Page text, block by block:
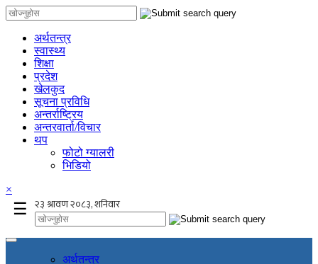
अर्थतन्त्र
स्वास्थ्य
शिक्षा
प्रदेश
खेलकुद
सूचना प्रविधि
अन्तर्राष्ट्रिय
अन्तरवार्ता/विचार
थप
फोटो ग्यालरी
भिडियो
×
☰
अर्थतन्त्र